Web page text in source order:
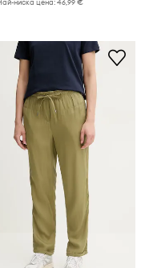
ниска цена:46,99 €